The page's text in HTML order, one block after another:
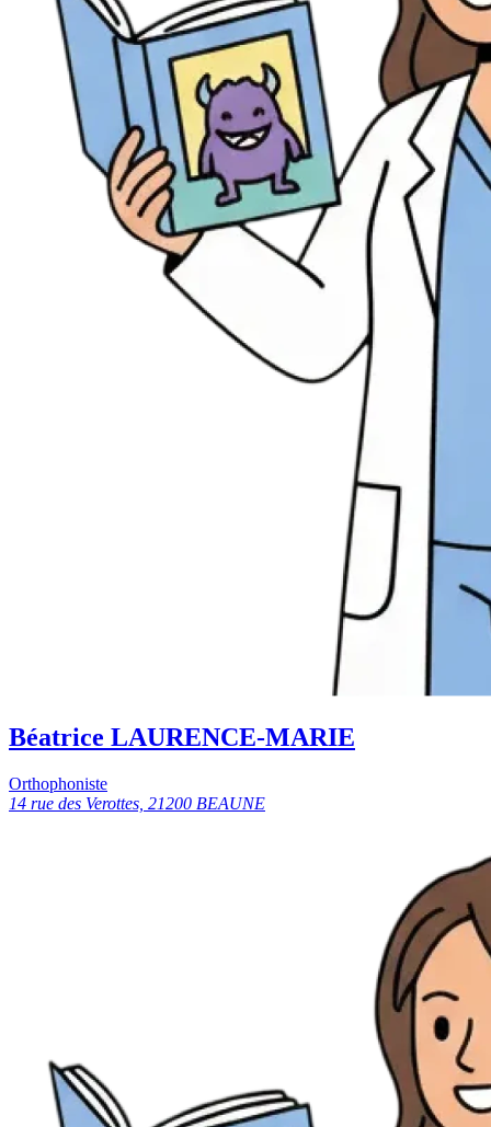
Béatrice LAURENCE-MARIE
Orthophoniste
14 rue des Verottes, 21200 BEAUNE